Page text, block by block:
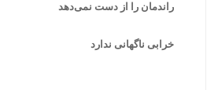
راندمان را از دست نمی‌دهد
خرابی ناگهانی ندارد